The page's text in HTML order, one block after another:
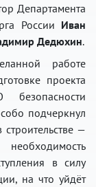
Департамента
России Иван
Дедюхин.
работе
проекта
подчеркнул
—
в силу
на что уйдёт